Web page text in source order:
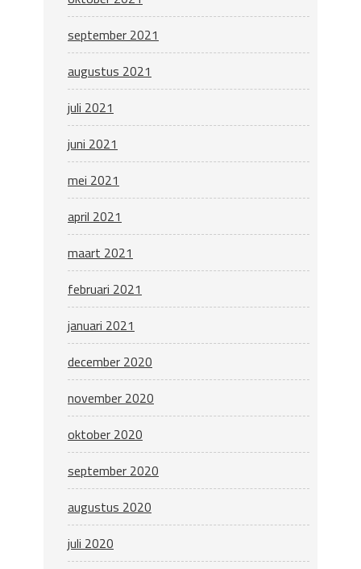
september 2021
augustus 2021
juli 2021
juni 2021
mei 2021
april 2021
maart 2021
februari 2021
januari 2021
december 2020
november 2020
oktober 2020
september 2020
augustus 2020
juli 2020